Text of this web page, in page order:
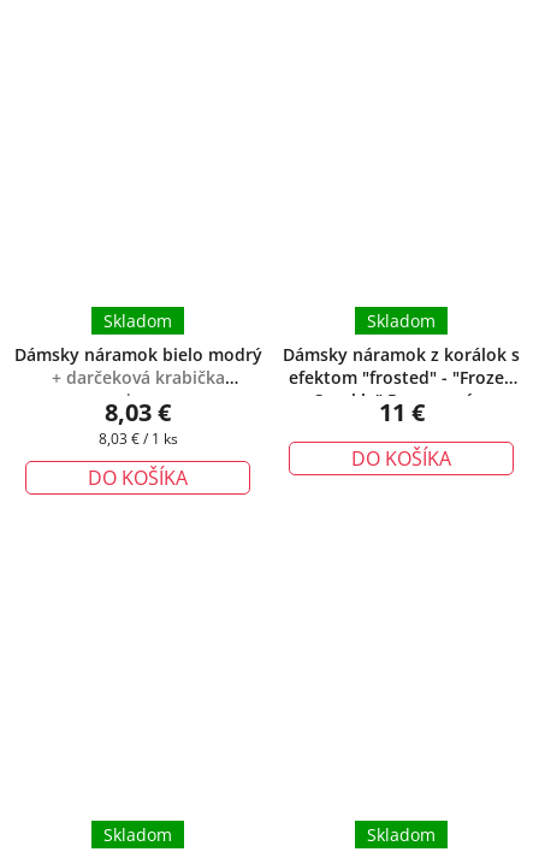
Dámsky náramok bielo modrý
+ darčeková krabička
zadarmo
Skladom
8,03 €
Jednotková
cena:
8,03 € / 1 ks
DO KOŠÍKA
Dámsky náramok z korálok s
efektom "frosted" - "Frozen
Sparkle" Purpurový
darčeková krabička zadarmo
Skladom
11 €
DO KOŠÍKA
Skladom Skladom